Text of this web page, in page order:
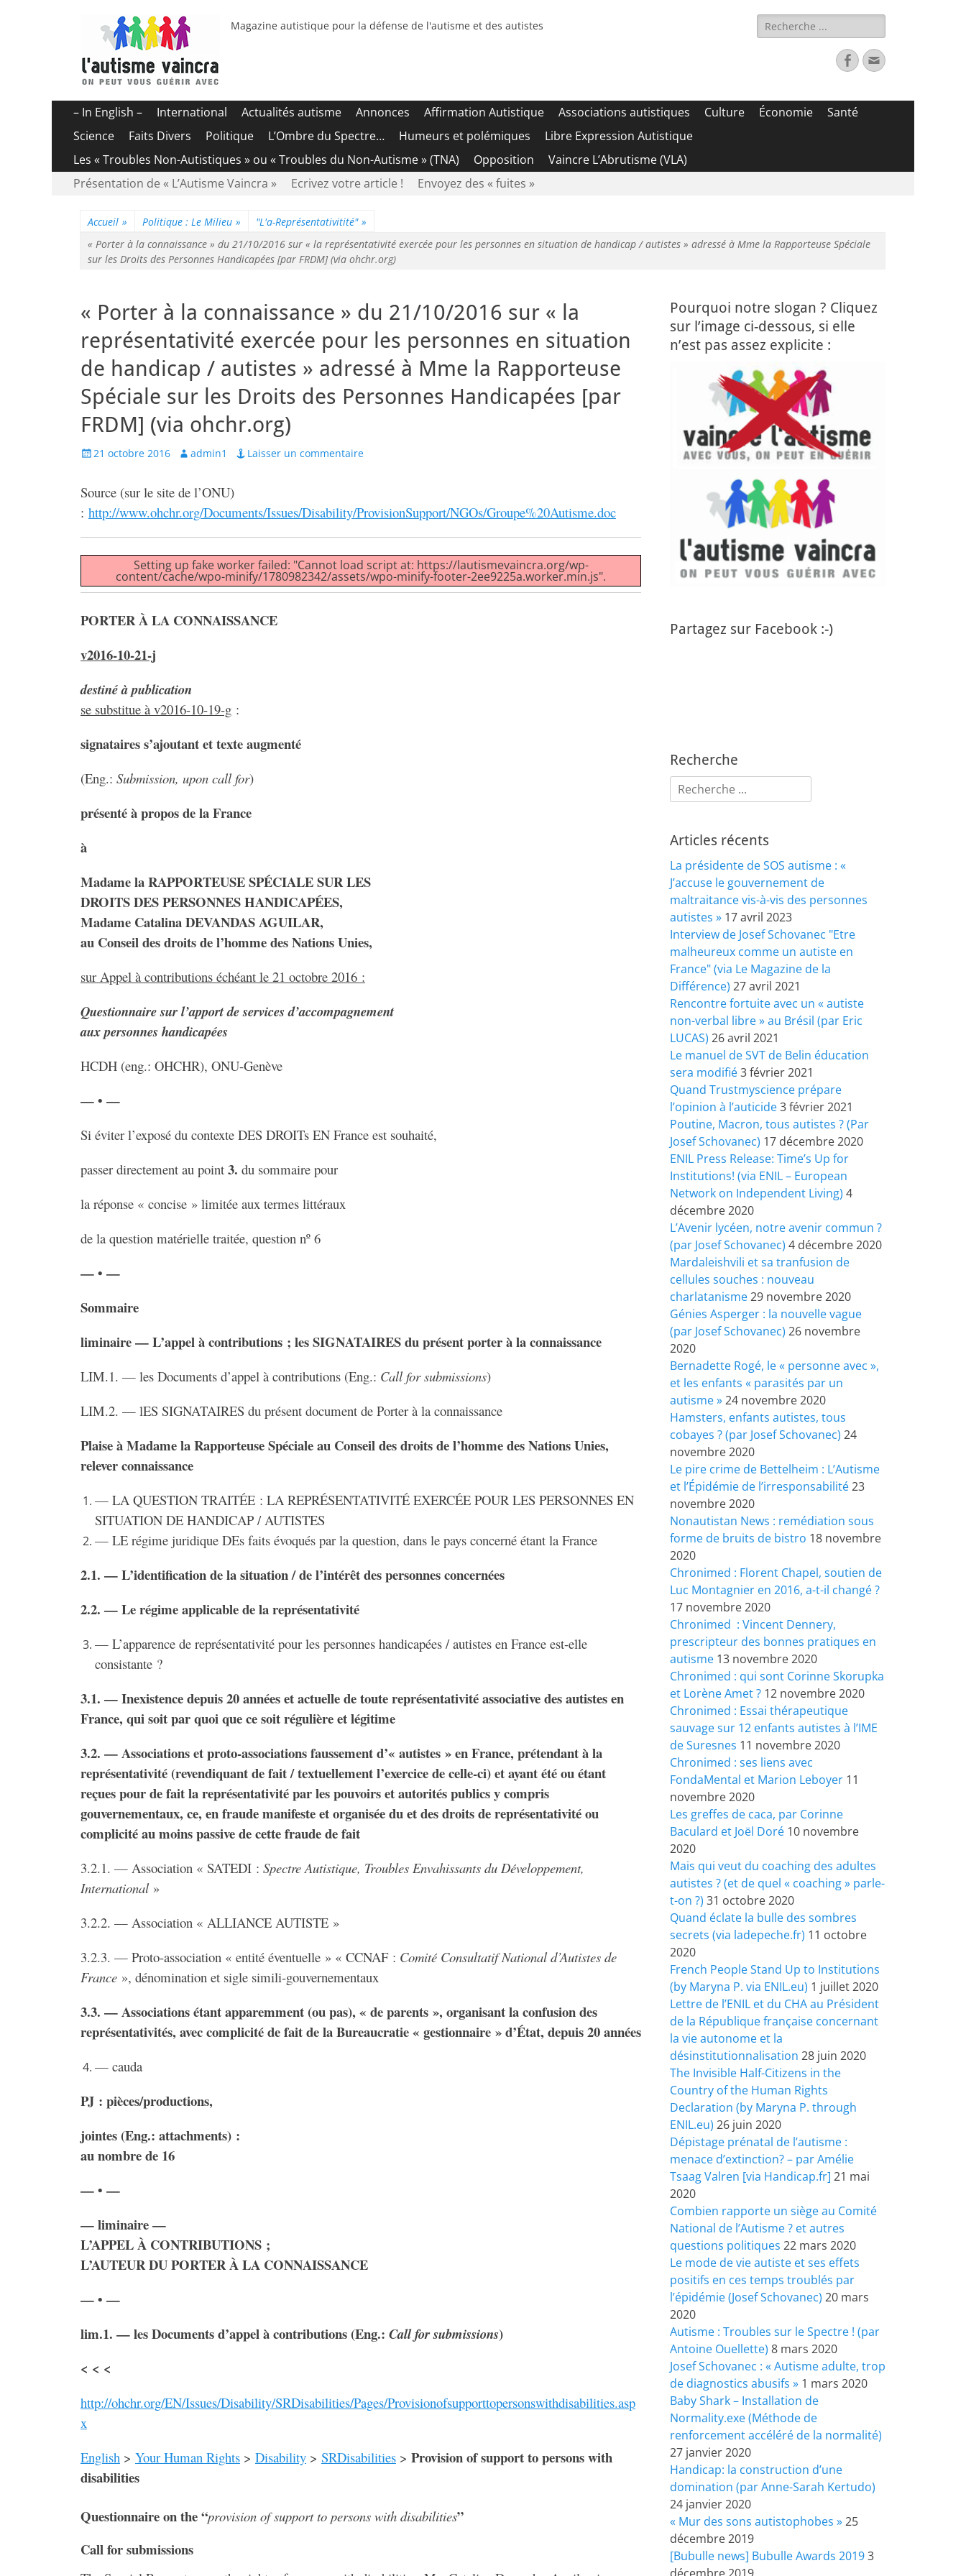
Magazine autistique pour la défense de l'autisme et des autistes Rechercher :
FacebookAdresse
de
Menu
principal
Aller
contenu
– In English – International Actualités autisme Annonces Affirmation Autistique Associations autistiques Culture Économie
Santé
Science
Faits Divers Politique L’Ombre du Spectre… Humeurs et polémiques
Libre Expression Autistique
Les « Troubles Non-Autistiques » ou « Troubles du Non-Autisme » (TNA)
Opposition Vaincre L’Abrutisme (VLA)
Menu
Aller
Présentation de « L’Autisme Vaincra » Ecrivez votre article ! Envoyez des « fuites »
Accueil » Politique : Le Milieu » "L'a-Représentativitité" »
« Porter à la connaissance » du 21/10/2016 sur « la représentativité exercée pour les personnes en situation de handicap / autistes » adressé à Mme la Rapporteuse Spéciale
sur les Droits des Personnes Handicapées [par FRDM] (via ohchr.org)
« Porter à la connaissance » du 21/10/2016 sur « la
représentativité exercée pour les personnes en situation
de handicap / autistes » adressé à Mme la Rapporteuse
Spéciale sur les Droits des Personnes Handicapées [par
FRDM] (via ohchr.org)
Posted
21 octobre 2016 Author
admin1 Laisser un commentaire
Source (sur le site de l’ONU)
: http://www.ohchr.org/Documents/Issues/Disability/ProvisionSupport/NGOs/Groupe%20Autisme.doc
Setting up fake worker failed: "Cannot load script at: https://lautismevaincra.org/wp-
content/cache/wpo-minify/1780982342/assets/wpo-minify-footer-2ee9225a.worker.min.js".
PORTER À LA CONNAISSANCE
v2016-10-21-j
destiné à publication
se substitue à v2016-10-19-g :
signataires s’ajoutant et texte augmenté
(Eng.: Submission, upon call for)
présenté à propos de la France
à
Madame la RAPPORTEUSE SPÉCIALE SUR LES
DROITS DES PERSONNES HANDICAPÉES,
Madame Catalina DEVANDAS AGUILAR,
au Conseil des droits de l’homme des Nations Unies,
sur Appel à contributions échéant le 21 octobre 2016 :
Questionnaire sur l’apport de services d’accompagnement
aux personnes handicapées
HCDH (eng.: OHCHR), ONU-Genève
— • —
Si éviter l’exposé du contexte DES DROITs EN France est souhaité,
passer directement au point 3. du sommaire pour
la réponse « concise » limitée aux termes littéraux
de la question matérielle traitée, question nº 6
— • —
Sommaire
liminaire — L’appel à contributions ; les SIGNATAIRES du présent porter à la connaissance
LIM.1. — les Documents d’appel à contributions (Eng.: Call for submissions)
LIM.2. — lES SIGNATAIRES du présent document de Porter à la connaissance
Plaise à Madame la Rapporteuse Spéciale au Conseil des droits de l’homme des Nations Unies,
relever connaissance
— LA QUESTION TRAITÉE : LA REPRÉSENTATIVITÉ EXERCÉE POUR LES PERSONNES EN
SITUATION DE HANDICAP / AUTISTES
— LE régime juridique DEs faits évoqués par la question, dans le pays concerné étant la France
2.1. — L’identification de la situation / de l’intérêt des personnes concernées
2.2. — Le régime applicable de la représentativité
— L’apparence de représentativité pour les personnes handicapées / autistes en France est-elle
consistante ?
3.1. — Inexistence depuis 20 années et actuelle de toute représentativité associative des autistes en
France, qui soit par quoi que ce soit régulière et légitime
3.2. — Associations et proto-associations faussement d’« autistes » en France, prétendant à la
représentativité (revendiquant de fait / textuellement l’exercice de celle-ci) et ayant été ou étant
reçues pour de fait la représentativité par les pouvoirs et autorités publics y compris
gouvernementaux, ce, en fraude manifeste et organisée du et des droits de représentativité ou
complicité au moins passive de cette fraude de fait
3.2.1. — Association « SATEDI : Spectre Autistique, Troubles Envahissants du Développement,
International »
3.2.2. — Association « ALLIANCE AUTISTE »
3.2.3. — Proto-association « entité éventuelle » « CCNAF : Comité Consultatif National d’Autistes de
France », dénomination et sigle simili-gouvernementaux
3.3. — Associations étant apparemment (ou pas), « de parents », organisant la confusion des
représentativités, avec complicité de fait de la Bureaucratie « gestionnaire » d’État, depuis 20 années
— cauda
PJ : pièces/productions,
jointes (Eng.: attachments) :
au nombre de 16
— • —
— liminaire —
L’APPEL À CONTRIBUTIONS ;
L’AUTEUR DU PORTER À LA CONNAISSANCE
— • —
lim.1. — les Documents d’appel à contributions (Eng.: Call for submissions)
< < <
http://ohchr.org/EN/Issues/Disability/SRDisabilities/Pages/Provisionofsupporttopersonswithdisabilities.asp
x
English > Your Human Rights > Disability > SRDisabilities > Provision of support to persons with
disabilities
Questionnaire on the “provision of support to persons with disabilities”
Call for submissions
Pourquoi notre slogan ? Cliquez
sur l’image ci-dessous, si elle
n’est pas assez explicite :
Partagez sur Facebook :-)
Recherche
Rechercher :
Articles récents
La présidente de SOS autisme : «
J’accuse le gouvernement de
maltraitance vis-à-vis des personnes
autistes » 17 avril 2023
Interview de Josef Schovanec "Etre
malheureux comme un autiste en
France" (via Le Magazine de la
Différence) 27 avril 2021
Rencontre fortuite avec un « autiste
non-verbal libre » au Brésil (par Eric
LUCAS) 26 avril 2021
Le manuel de SVT de Belin éducation
sera modifié3 février 2021
Quand Trustmyscience prépare
l’opinion à l’auticide3 février 2021
Poutine, Macron, tous autistes ? (Par
Josef Schovanec) 17 décembre 2020
ENIL Press Release: Time’s Up for
Institutions! (via ENIL – European
Network on Independent Living) 4
décembre 2020
L’Avenir lycéen, notre avenir commun ?
(par Josef Schovanec) 4 décembre 2020
Mardaleishvili et sa tranfusion de
cellules souches : nouveau
charlatanisme29 novembre 2020
Génies Asperger : la nouvelle vague
(par Josef Schovanec) 26 novembre
2020
Bernadette Rogé, le « personne avec »,
et les enfants « parasités par un
autisme »24 novembre 2020
Hamsters, enfants autistes, tous
cobayes ? (par Josef Schovanec) 24
novembre 2020
Le pire crime de Bettelheim : L’Autisme
et l’Épidémie de l’irresponsabilité23
novembre 2020
Nonautistan News : remédiation sous
forme de bruits de bistro 18 novembre
2020
Chronimed : Florent Chapel, soutien de
Luc Montagnier en 2016, a-t-il changé ?
17 novembre 2020
Chronimed : Vincent Dennery,
prescripteur des bonnes pratiques en
autisme 13 novembre 2020
Chronimed : qui sont Corinne Skorupka
et Lorène Amet ? 12 novembre 2020
Chronimed : Essai thérapeutique
sauvage sur 12 enfants autistes à l’IME
de Suresnes 11 novembre 2020
Chronimed : ses liens avec
FondaMental et Marion Leboyer 11
novembre 2020
Les greffes de caca, par Corinne
Baculard et Joël Doré 10 novembre
2020
Mais qui veut du coaching des adultes
autistes ? (et de quel « coaching » parle-
t-on ?) 31 octobre 2020
Quand éclate la bulle des sombres
secrets (via ladepeche.fr) 11 octobre
2020
French People Stand Up to Institutions
(by Maryna P. via ENIL.eu) 1 juillet 2020
Lettre de l’ENIL et du CHA au Président
de la République française concernant
la vie autonome et la
désinstitutionnalisation 28 juin 2020
The Invisible Half-Citizens in the
Country of the Human Rights
Declaration (by Maryna P. through
ENIL.eu) 26 juin 2020
Dépistage prénatal de l’autisme :
menace d’extinction? – par Amélie
Tsaag Valren [via Handicap.fr] 21 mai
2020
Combien rapporte un siège au Comité
National de l’Autisme ? et autres
questions politiques 22 mars 2020
Le mode de vie autiste et ses effets
positifs en ces temps troublés par
l’épidémie (Josef Schovanec) 20 mars
2020
Autisme : Troubles sur le Spectre ! (par
Antoine Ouellette) 8 mars 2020
Josef Schovanec : « Autisme adulte, trop
de diagnostics abusifs » 1 mars 2020
Baby Shark – Installation de
Normality.exe (Méthode de
renforcement accéléré de la normalité)
27 janvier 2020
Handicap: la construction d’une
domination (par Anne-Sarah Kertudo)
24 janvier 2020
« Mur des sons autistophobes »25
décembre 2019
[Bubulle news] Bubulle Awards 20193
décembre 2019